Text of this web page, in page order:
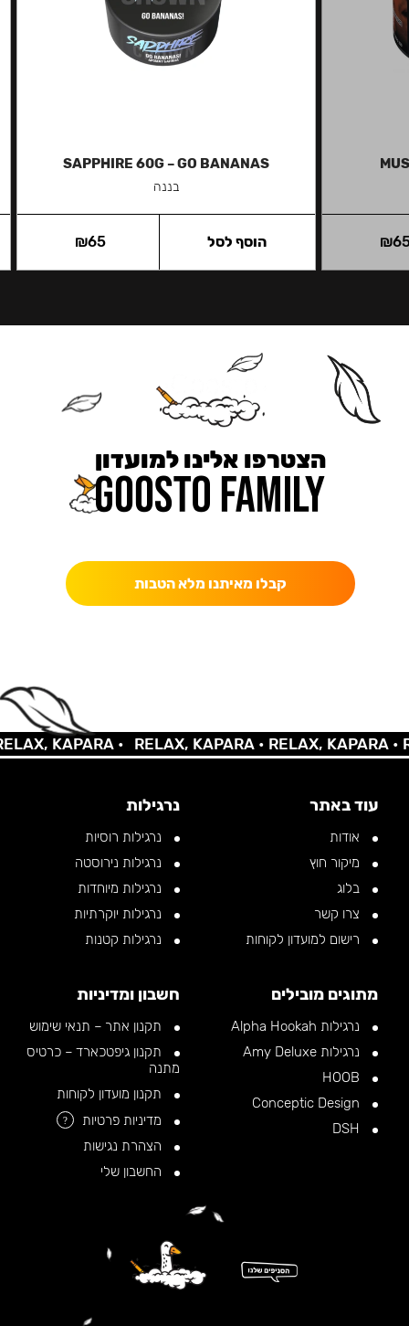
₪
SAPPHIRE 60G – GO BANANAS
בננה
₪65 הוסף לסל
הצטרפו אלינו למועדון
קבלו מאיתנו מלא הטבות
KAPARA • RELAX, KAPARA •RELAX, KAPARA •
עוד באתר
אודות
מיקור חוץ
בלוג
צרו קשר
רישום למועדון לקוחות
נרגילות
נרגילות רוסיות
נרגילות נירוסטה
נרגילות מיוחדות
נרגילות יוקרתיות
נרגילות קטנות
מתוגים מובילים
נרגילות Alpha Hookah
נרגילות Amy Deluxe
חשבון ומדיניות
תקנון אתר – תנאי שימוש
תקנון גיפטכארד – כרטיס
מתנה
תקנון מועדון לקוחות
מדיניות פרטיות
?
הצהרת נגישות
החשבון שלי